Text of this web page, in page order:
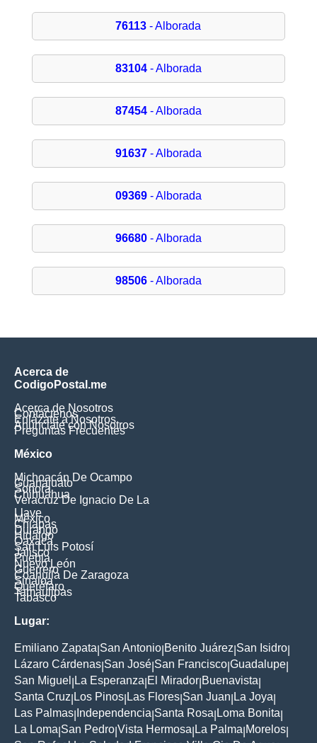
76113 - Alborada
83104- Alborada
87454- Alborada
91637- Alborada
09369- Alborada
96680- Alborada
98506- Alborada
Acerca de
CodigoPostal.me
Acerca de Nosotros
Contáctenos
Enlázate a Nosotros
Anúnciate con Nosotros
Preguntas Frecuentes
México
Michoacán De Ocampo
Guanajuato
Sonora
Chihuahua
Veracruz De Ignacio De La
Llave
México
Chiapas
Durango
Hidalgo
Oaxaca
San Luis Potosí
Jalisco
Puebla
Nuevo León
Guerrero
Coahuila De Zaragoza
Sinaloa
Querétaro
Tamaulipas
Tabasco
Lugar:
Emiliano Zapata San Antonio Benito Juárez San Isidro
Lázaro Cárdenas San José San Francisco Guadalupe
San Miguel
La Esperanza El Mirador Buenavista
Santa Cruz Los Pinos Las Flores San Juan La Joya
Las Palmas Independencia Santa Rosa Loma Bonita
La Loma San Pedro Vista Hermosa La Palma Morelos